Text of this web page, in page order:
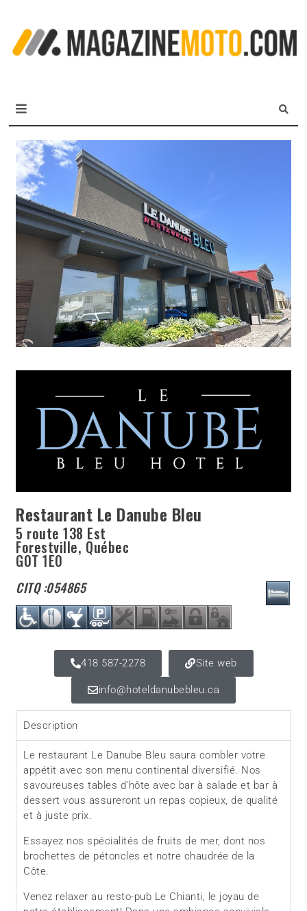
Restaurant Le Danube Bleu
5 route 138 Est
Forestville, Québec
G0T 1E0
CITQ :054865
418 587-2278 Site web
info@hoteldanubebleu.ca
Description
Le restaurant Le Danube Bleu saura combler votre
appétit avec son menu continental diversifié. Nos
savoureuses tables d’hôte avec bar à salade et bar à
dessert vous assureront un repas copieux, de qualité
et à juste prix.
Essayez nos spécialités de fruits de mer, dont nos
brochettes de pétoncles et notre chaudrée de la
Côte.
Venez relaxer au resto-pub Le Chianti, le joyau de